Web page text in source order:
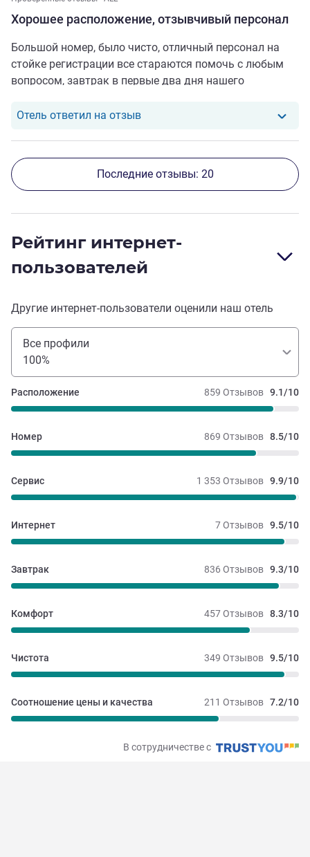
Хорошее расположение, отзывчивый персонал
Большой номер, было чисто, отличный персонал на
стойке регистрации все стараются помочь с любым
вопросом, завтрак в первые два дня нашего
выпечка, из яиц варёные только скрембл) потом
Отель ответил на отзывОтель ответил на отзыв от
Последние отзывы: 20
Рейтинг интернет-
пользователей
Другие интернет-пользователи оценили наш отель
Все профили
100%
859 Отзывов 9.1/10
Расположение
869 Отзывов 8.5/10
Номер
1 353 Отзывов 9.9/10
Сервис
7 Отзывов 9.5/10
Интернет
836 Отзывов 9.3/10
Завтрак
457 Отзывов 8.3/10
Комфорт
349 Отзывов 9.5/10
Чистота
211 Отзывов 7.2/10
Соотношение цены и качества
В сотрудничестве с